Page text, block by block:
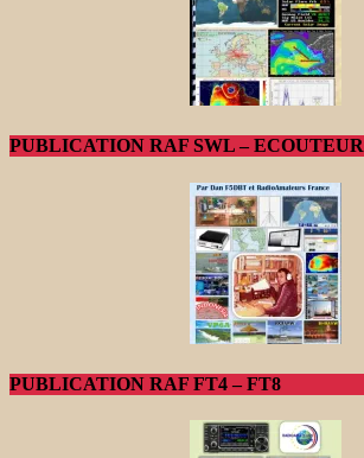
PUBLICATION RAF SWL – ECOUTEUR
PUBLICATION RAF FT4 – FT8